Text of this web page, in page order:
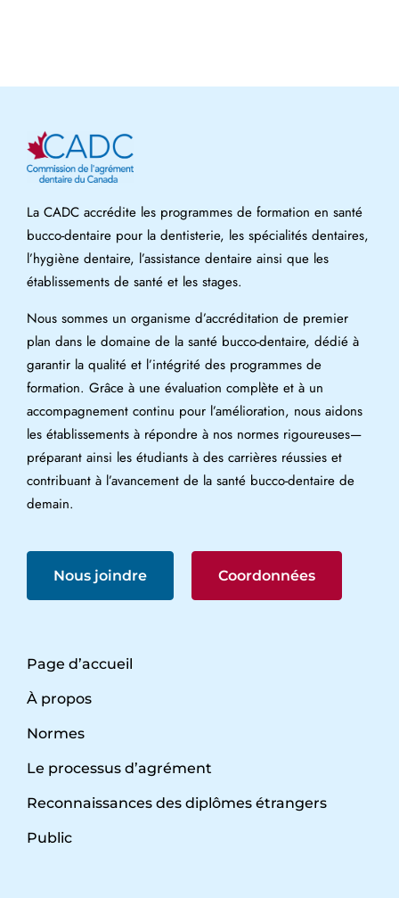
La CADC accrédite les programmes de formation en santé
bucco-dentaire pour la dentisterie, les spécialités dentaires,
l’hygiène dentaire, l’assistance dentaire ainsi que les
établissements de santé et les stages.
Nous sommes un organisme d’accréditation de premier
plan dans le domaine de la santé bucco-dentaire, dédié à
garantir la qualité et l’intégrité des programmes de
formation. Grâce à une évaluation complète et à un
accompagnement continu pour l’amélioration, nous aidons
les établissements à répondre à nos normes rigoureuses—
préparant ainsi les étudiants à des carrières réussies et
contribuant à l’avancement de la santé bucco-dentaire de
demain.
Nous joindre Coordonnées
Page d’accueil
À propos
Normes
Le processus d’agrément
Reconnaissances des diplômes étrangers
Public